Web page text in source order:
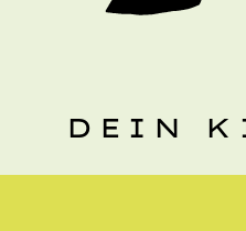
DEIN